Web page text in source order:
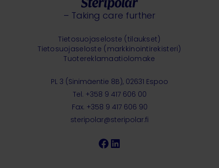
– Taking care further
PL 3 (Sinimäentie 8B), 02631 Espoo
Tel. +358 9 417 606 00
Fax. +358 9 417 606 90
steripolar@steripolar.fi
Facebook
LinkedIn
Tietosuojaseloste (tilaukset)
Tietosuojaseloste (markkinointirekisteri)
Tuotereklamaatiolomake